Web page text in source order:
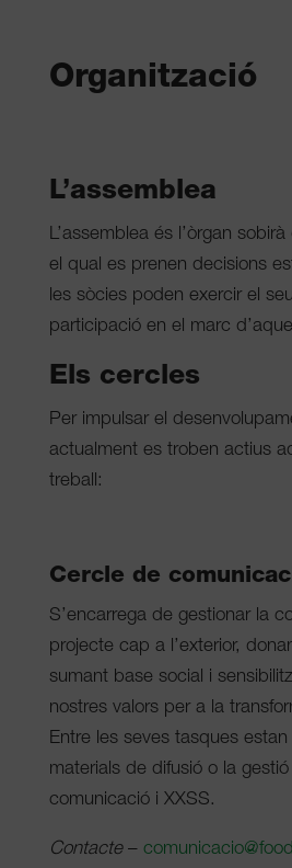
Organització
L’assemblea
L’assemblea és l’òrgan
el qual es prenen decisions
les sòcies poden exercir el
participació en el marc
Els cercles
Per impulsar el
actualment es troben actius
treball:
Cercle de
S’encarrega de gestionar la
projecte cap a l’exterior,
sumant base social i
nostres valors per a la
Entre les seves tasques
materials de difusió o la
comunicació i XXSS.
Contacte–